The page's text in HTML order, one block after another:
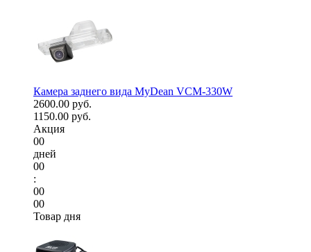
Камера заднего вида MyDean VCM-330W
2600.00 руб.
1150.00 руб.
Акция
00
дней
00
:
00
00
Товар дня